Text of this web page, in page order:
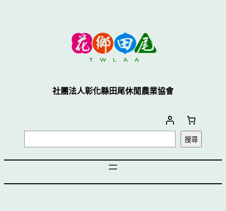
社團法人彰化縣田尾休閒農業協會
搜尋